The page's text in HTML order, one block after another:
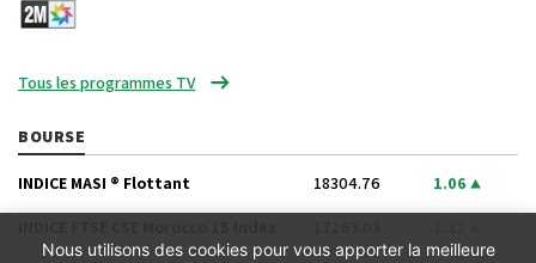
Tous les programmes TV
BOURSE
INDICE MASI ® Flottant 18304.76 1.06
Nous utilisons des cookies pour vous apporter la meilleure